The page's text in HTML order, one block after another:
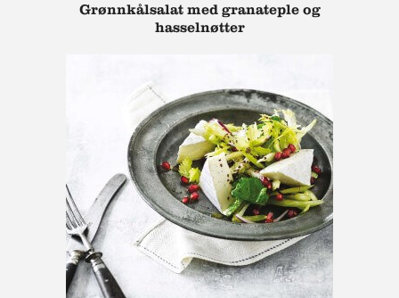
Grønnkålsalat med granateple og
hasselnøtter